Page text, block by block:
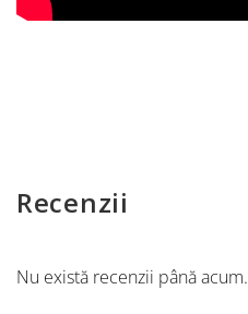
Recenzii
Nu există recenzii până acum.